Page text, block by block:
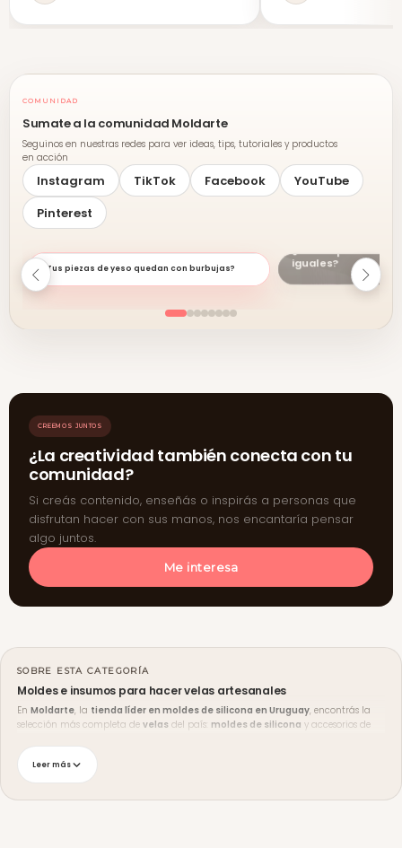
COMUNIDAD
Sumate a la comunidad Moldarte
Seguinos en nuestras redes para ver ideas, tips, tutoriales y productos
en acción
Instagram TikTok Facebook
YouTube
Pinterest
¿Tus piezas de yeso quedan con burbujas?
iguales?
CREEMOS JUNTOS
¿La creatividad también conecta con tu
comunidad?
Si creás contenido, enseñás o inspirás a personas que
disfrutan hacer con sus manos, nos encantaría pensar
algo juntos.
Me interesa
SOBRE ESTA CATEGORÍA
Moldes e insumos para hacer velas artesanales
En Moldarte, la tienda líder en moldes de silicona en Uruguay, encontrás la
selección más completa de velas del país: moldes de silicona y accesorios de
Tenés todo para tus velas artesanales:
Leer más